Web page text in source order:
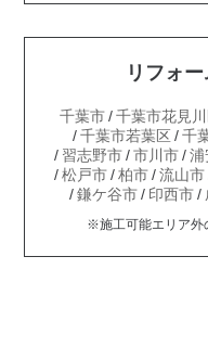
リフォ
千葉市 千葉市花見
千葉市若葉区
千
習志野市
市川市 浦
松戸市
柏市 流山市
鎌ケ谷市
印西市
※施工可能エリア外